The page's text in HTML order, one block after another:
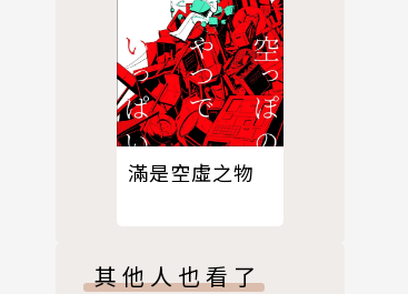
滿是空虛之物
其他人也看了